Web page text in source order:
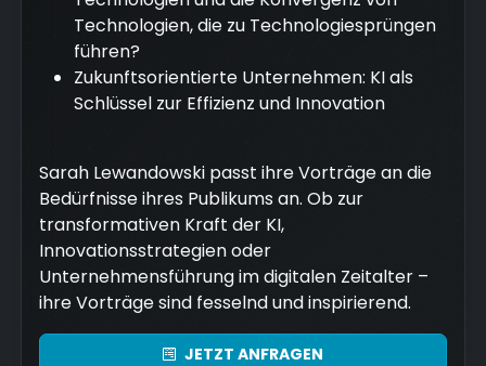
Technologien, die zu Technologiesprüngen
führen?
Zukunftsorientierte Unternehmen: KI als
Schlüssel zur Effizienz und Innovation
Sarah Lewandowski passt ihre Vorträge an die
Bedürfnisse ihres Publikums an. Ob zur
transformativen Kraft der KI,
Innovationsstrategien oder
Unternehmensführung im digitalen Zeitalter –
ihre Vorträge sind fesselnd und inspirierend.
JETZT ANFRAGEN